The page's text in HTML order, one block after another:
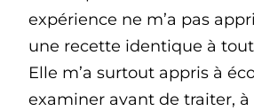
expérience ne m’a pas
une recette identique à
Elle m’a surtout appris à
examiner avant de traiter,